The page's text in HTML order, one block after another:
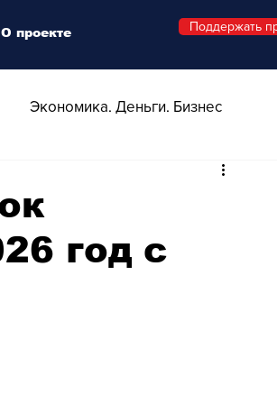
Экономика. Деньги. Бизнес
Стиль Стильный четверг
год с
О проекте Поддержать